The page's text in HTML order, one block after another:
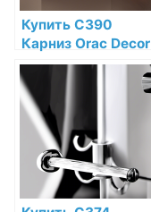
Купить C390
Карниз Orac Decor
Steps Полиуретан
Orac Decor по
низкой цене в
интернет-
магазине